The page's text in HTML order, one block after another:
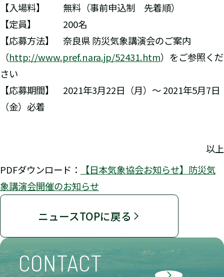
【入場料】 無料（事前申込制 先着順）
【定員】 200名
【応募方法】 奈良県 防災気象講演会のご案内
（http://www.pref.nara.jp/52431.htm）をご参照くだ
さい
【応募期間】 2021年3月22日（月）～ 2021年5月7日
（金）必着
以上
PDFダウンロード：
【日本気象協会お知らせ】防災気
象講演会開催のお知らせ
ニュースTOPに戻る
CONTACT